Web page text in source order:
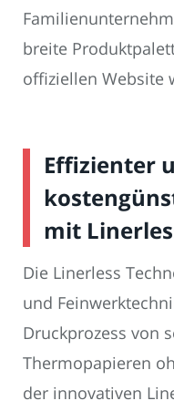
breite
offiziellen Website
Effizienter
mit
Die Linerless
und
Druckprozess von
Thermopapieren
der innovativen